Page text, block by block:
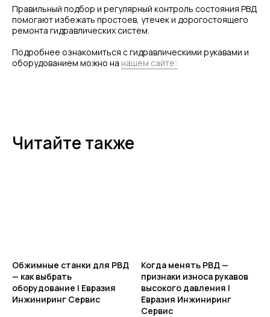
Правильный подбор и регулярный контроль состояния РВД
помогают избежать простоев, утечек и дорогостоящего
ремонта гидравлических систем.
Подробнее ознакомиться с гидравлическими рукавами и
оборудованием можно на нашем сайте:
Читайте также
Обжимные станки для РВД
— как выбрать
оборудование | Евразия
Инжиниринг Сервис
Когда менять РВД —
признаки износа рукавов
высокого давления |
Евразия Инжиниринг
Сервис
Политика персональных данных
© Евразия Инжиниринг
Сервис 2022-2026 Разработка сайта